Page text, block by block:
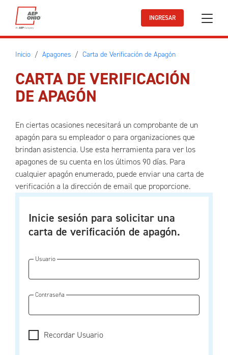
Ir al contenido principal
INGRESAR
Inicio Apagones Carta de Verificación de Apagón
CARTA DE VERIFICACIÓN
DE APAGÓN
En ciertas ocasiones necesitará un comprobante de un
apagón para su empleador o para organizaciones que
brindan asistencia. Use esta herramienta para ver los
apagones de su cuenta en los últimos 90 días. Para
cualquier apagón enumerado, puede enviar una carta de
verificación a la dirección de email que proporcione.
Inicie sesión para solicitar una
carta de verificación de apagón.
Usuario
Contraseña
Recordar Usuario